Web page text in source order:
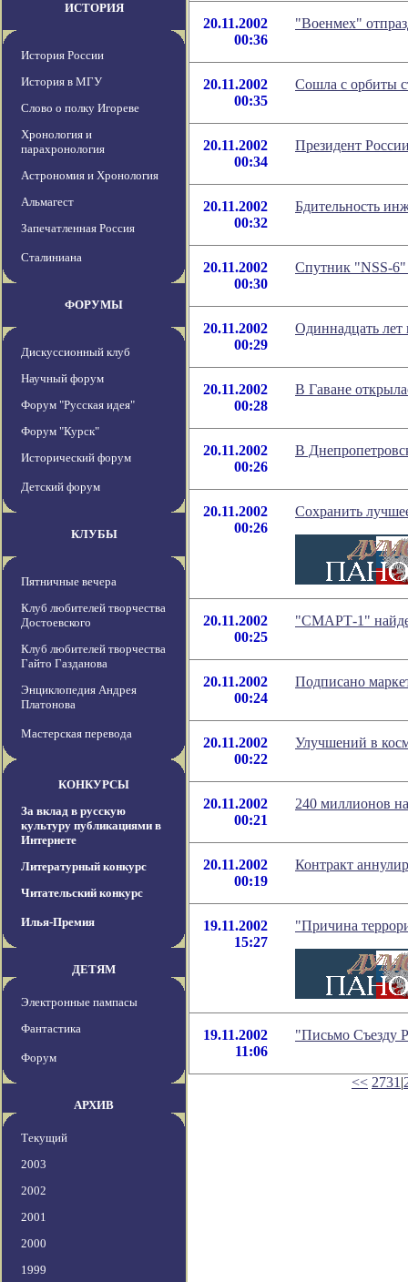
ИСТОРИЯ
История России
История в МГУ
Слово о полку Игореве
Хронология и
парахронология
Астрономия и Хронология
Альмагест
Запечатленная Россия
Сталиниана
ФОРУМЫ
Дискуссионный клуб
Научный форум
Форум "Русская идея"
Форум "Курск"
Исторический форум
Детский форум
КЛУБЫ
Пятничные вечера
Клуб любителей творчества
Достоевского
Клуб любителей творчества
Гайто Газданова
Энциклопедия Андрея
Платонова
Мастерская перевода
КОНКУРСЫ
За вклад в русскую
культуру публикациями в
Интернете
Литературный конкурс
Читательский конкурс
Илья-Премия
ДЕТЯМ
Электронные пампасы
Фантастика
Форум
АРХИВ
Текущий
2003
2002
2001
2000
1999
20.11.2002
00:36
"Военмех"
20.11.2002
00:35
Сошла с орбиты
20.11.2002
00:34
Президент
20.11.2002
00:32
Бдительность
20.11.2002
00:30
Спутник "NSS-6"
20.11.2002
00:29
Одиннадцать лет
20.11.2002
00:28
В Гаване
20.11.2002
00:26
В
20.11.2002
00:26
Сохранить
20.11.2002
00:25
"СМАРТ-1"
20.11.2002
00:24
Подписано
20.11.2002
00:22
Улучшений в
20.11.2002
00:21
240 миллионов
20.11.2002
00:19
Контракт
19.11.2002
15:27
"Причина
19.11.2002
11:06
"Письмо Съезду
<< 2731 |